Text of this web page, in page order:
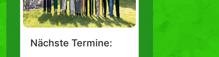
Nächste Termine: